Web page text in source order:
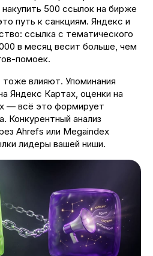
500 ссылок на бирже
путь к санкциям. Яндекс и
ссылка с тематического
в месяц весит больше, чем
помоек.
тоже влияют. Упоминания
Яндекс Картах, оценки на
— всё это формирует
Конкурентный анализ
Ahrefs или Megaindex
лидеры вашей ниши.